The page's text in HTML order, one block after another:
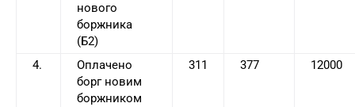
нового
боржника
(Б2)
4.
Оплачено
борг новим
боржником
311 377 12000